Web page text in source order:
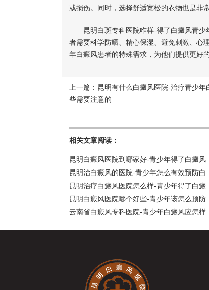
或损伤。同时，选择舒适宽松的衣物也是非
昆明白斑专科医院咋样-得了白癜风青少
者需要科学防晒、精心保湿、避免刺激、心
年白癜风患者的特殊需求，为他们提供更好
上一篇： 昆明有什么白癜风医院-治疗青少年
些需要注意的
相关文章阅读：
昆明白癜风医院到哪家好-青少年得了白癜风
昆明治白癜风的医院-青少年怎么有效预防白
昆明治疗白癜风医院怎么样-青少年得了白癜
昆明白癜风医院哪个好些-青少年该怎么预防
云南省白癜风专科医院-青少年白癜风应怎样